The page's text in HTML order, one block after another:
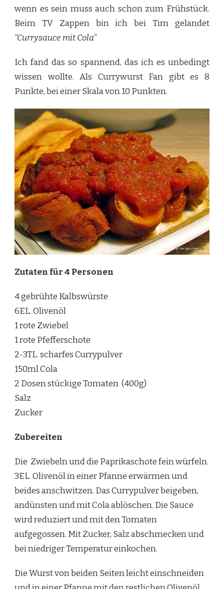
MÄLZER
wenn es sein muss auch schon zum Frühstück.
Beim TV Zappen bin ich bei Tim gelandet
“Currysauce mit Cola”
Ich fand das so spannend, das ich es unbedingt
wissen wollte. Als Currywurst Fan gibt es 8
Punkte, bei einer Skala von 10 Punkten.
Zutaten für 4 Personen
4 gebrühte Kalbswürste
6EL. Olivenöl
1 rote Zwiebel
1 rote Pfefferschote
2-3TL. scharfes Currypulver
150ml Cola
2 Dosen stückige Tomaten (400g)
Salz
Zucker
Zubereiten
Die Zwiebeln und die Paprikaschote fein würfeln.
3EL. Olivenöl in einer Pfanne erwärmen und
beides anschwitzen. Das Currypulver beigeben,
andünsten und mit Cola ablöschen. Die Sauce
wird reduziert und mit den Tomaten
aufgegossen. Mit Zucker, Salz abschmecken und
bei niedriger Temperatur einkochen.
Die Wurst von beiden Seiten leicht einschneiden